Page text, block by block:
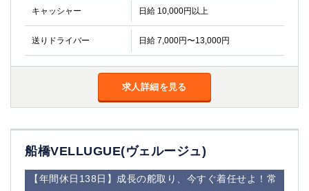
キャッシャー 日給 10,000円以上
送りドライバー 日給 7,000円〜13,000円
求人詳細を見る
船橋VELLUGUE(ヴェルージュ)
【年間休日138日】成長の舵取り、今すぐ着任せよ！常
水道橋
荻窪
浅草
新小岩
幡ヶ谷
祖師ヶ谷大蔵
小岩
久米川
西麻布
五井
川崎
溝の口